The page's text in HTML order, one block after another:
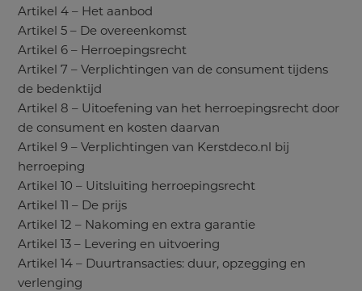
Artikel 4 – Het aanbod
Artikel 5 – De overeenkomst
Artikel 6 – Herroepingsrecht
Artikel 7 – Verplichtingen van de consument tijdens
de bedenktijd
Artikel 8 – Uitoefening van het herroepingsrecht door
de consument en kosten daarvan
Artikel 9 – Verplichtingen van Kerstdeco.nl bij
herroeping
Artikel 10 – Uitsluiting herroepingsrecht
Artikel 11 – De prijs
Artikel 12 – Nakoming en extra garantie
Artikel 13 – Levering en uitvoering
Artikel 14 – Duurtransacties: duur, opzegging en
verlenging